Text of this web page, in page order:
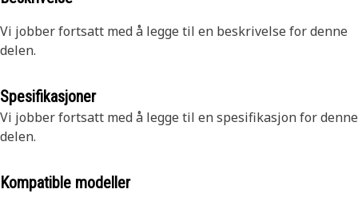
Vi jobber fortsatt med å legge til en beskrivelse for denne
delen.
Spesifikasjoner
Vi jobber fortsatt med å legge til en spesifikasjon for denne
delen.
Kompatible modeller